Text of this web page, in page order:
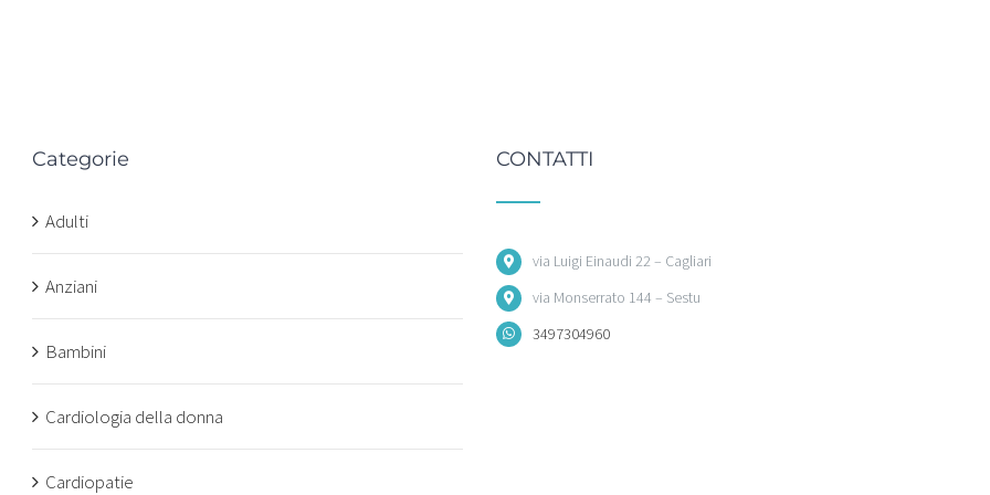
Categorie
Adulti
Anziani
Bambini
Cardiologia della donna
Cardiopatie
CONTATTI
via Luigi Einaudi 22 – Cagliari
via Monserrato 144 – Sestu
3497304960